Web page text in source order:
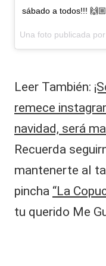
sábado a todos!!! 🙌🏼
Leer También:
remece
navidad, será
Recuerda
mantenerte al
pincha “La
tu querido Me